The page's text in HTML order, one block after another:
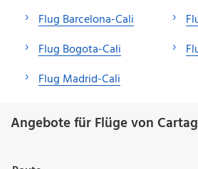
Flug Barcelona-Cali
Flug Bogota-Cali
Flug Madrid-Cali
Angebote für Flüge von